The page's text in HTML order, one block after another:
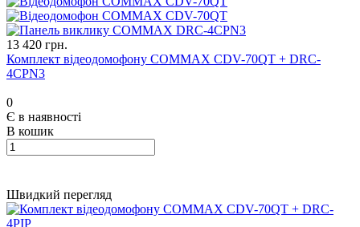
13 420 грн.
Комплект відеодомофону COMMAX CDV-70QT + DRC-
4CPN3
0
Є в наявності
В кошик
Швидкий перегляд